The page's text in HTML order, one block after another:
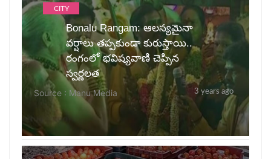
CITY
Bonalu Rangam: ఆలస్యమైనా
వర్షాలు తప్పకుండా కురుస్తాయి..
రంగంలో భవిష్యవాణి చెప్పిన
స్వర్ణలత
Source : Manu Media 3 years ago